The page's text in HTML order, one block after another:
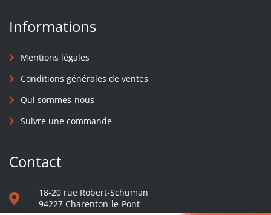
Informations
Mentions légales
Conditions générales de ventes
Qui sommes-nous
Suivre une commande
Contact
18-20 rue Robert-Schuman
94227 Charenton-le-Pont